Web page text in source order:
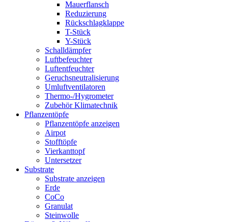
Mauerflansch
Reduzierung
Rückschlagklappe
T-Stück
Y-Stück
Schalldämpfer
Luftbefeuchter
Luftentfeuchter
Geruchsneutralisierung
Umluftventilatoren
Thermo-/Hygrometer
Zubehör Klimatechnik
Pflanzentöpfe
Pflanzentöpfe anzeigen
Airpot
Stofftöpfe
Vierkanttopf
Untersetzer
Substrate
Substrate anzeigen
Erde
CoCo
Granulat
Steinwolle